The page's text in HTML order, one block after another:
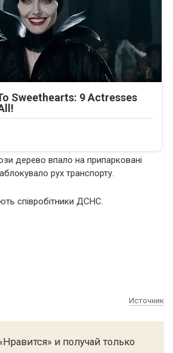
дерево впало на припарковані
рух транспорту.
співробітники ДСНС.
Источник
и получай только